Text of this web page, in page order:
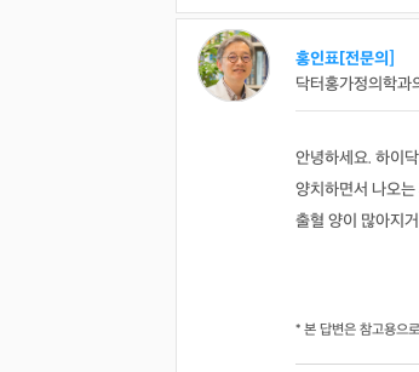
홍인표[전문의]
닥터홍가정의학과
안녕하세요. 하이
양치하면서 나오
출혈 양이 많아지
* 본 답변은 참고용으